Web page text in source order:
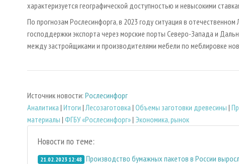
характеризуется географической доступностью и невысокими
По прогнозам Рослесинфорга, в 2023 году ситуация в
господдержки экспорта через морские порты Северо-Запада и
между застройщиками и производителями мебели по меблировке
Источник новости: Рослесинфорг
Аналитика | Итоги | Лесозаготовка | Объемы заготовки древесины |
материалы | ФГБУ «Рослесинфорг»| Экономика, рынок
Новости по теме:
21.02.2023 12:48 Производство бумажных пакетов в России